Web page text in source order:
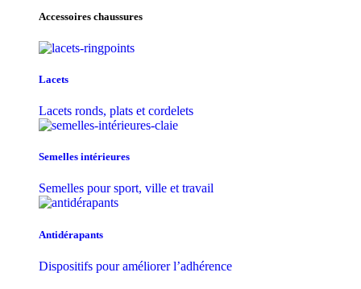
Accessoires chaussures
Lacets
Lacets ronds, plats et cordelets
Semelles intérieures
Semelles pour sport, ville et travail
Antidérapants
Dispositifs pour améliorer l’adhérence